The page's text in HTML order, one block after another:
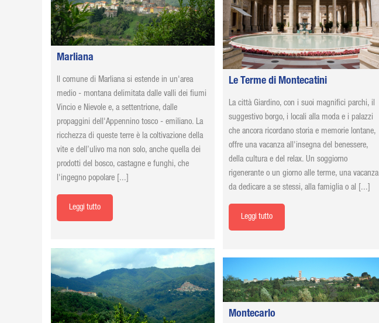
Marliana
Il comune di Marliana si estende in un'area
medio - montana delimitata dalle valli dei fiumi
Vincio e Nievole e, a settentrione, dalle
propaggini dell'Appennino tosco - emiliano. La
ricchezza di queste terre è la coltivazione della
vite e dell’ulivo ma non solo, anche quella dei
prodotti del bosco, castagne e funghi, che
l'ingegno popolare [...]
Leggi tutto
Le Terme di Montecatini
La città Giardino, con i suoi magnifici parchi, il
suggestivo borgo, i locali alla moda e i palazzi
che ancora ricordano storia e memorie lontane,
offre una vacanza all'insegna del benessere,
della cultura e del relax. Un soggiorno
rigenerante o un giorno alle terme, una vacanza
da dedicare a se stessi, alla famiglia o al [...]
Leggi tutto
Montecarlo